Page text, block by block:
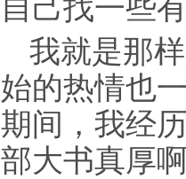
自己找一些
我就是那
始的热情也
期间，我经
部大书真厚